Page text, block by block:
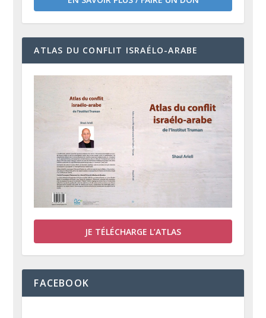
ATLAS DU CONFLIT ISRAÉLO-ARABE
JE TÉLÉCHARGE L’ATLAS
FACEBOOK